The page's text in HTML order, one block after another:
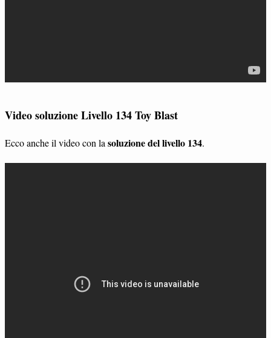
Video soluzione Livello 134 Toy Blast
Ecco anche il video con la soluzione del livello 134.